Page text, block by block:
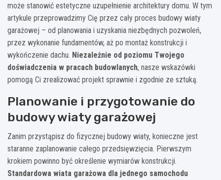
może stanowić estetyczne uzupełnienie architektury domu. W tym
artykule przeprowadzimy Cię przez cały proces budowy wiaty
garażowej – od planowania i uzyskania niezbędnych pozwoleń,
przez wykonanie fundamentów, aż po montaż konstrukcji i
wykończenie dachu. Niezależnie od poziomu Twojego
doświadczenia w pracach budowlanych, nasze wskazówki
pomogą Ci zrealizować projekt sprawnie i zgodnie ze sztuką.
Planowanie i przygotowanie do
budowy wiaty garażowej
Zanim przystąpisz do fizycznej budowy wiaty, konieczne jest
staranne zaplanowanie całego przedsięwzięcia. Pierwszym
krokiem powinno być określenie wymiarów konstrukcji.
Standardowa wiata garażowa dla jednego samochodu